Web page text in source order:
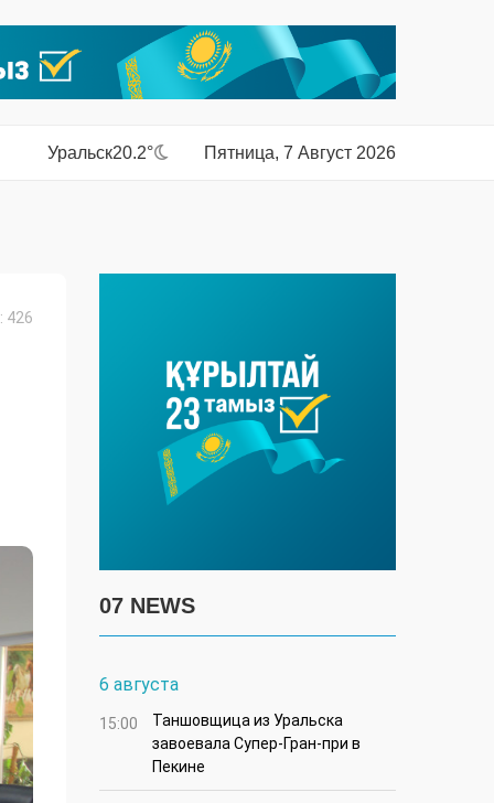
Уральск20.2° Пятница, 7 Август 2026
426
07 NEWS
6 августа
15:00
Таншовщица из Уральска
завоевала Супер-Гран-при в
Пекине